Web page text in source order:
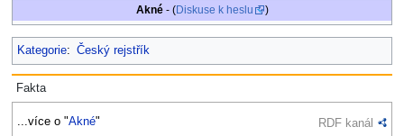
Akné- (Diskuse k heslu )
Kategorie: Český rejstřík
Fakta
...více o "Akné" RDF kanál